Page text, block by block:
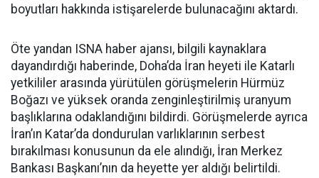
boyutları hakkında istişarelerde bulunacağını aktardı.
Öte yandan ISNA haber ajansı, bilgili kaynaklara
dayandırdığı haberinde, Doha’da İran heyeti ile Katarlı
yetkililer arasında yürütülen görüşmelerin Hürmüz
Boğazı ve yüksek oranda zenginleştirilmiş uranyum
başlıklarına odaklandığını bildirdi. Görüşmelerde ayrıca
İran’ın Katar’da dondurulan varlıklarının serbest
bırakılması konusunun da ele alındığı, İran Merkez
Bankası Başkanı’nın da heyette yer aldığı belirtildi.